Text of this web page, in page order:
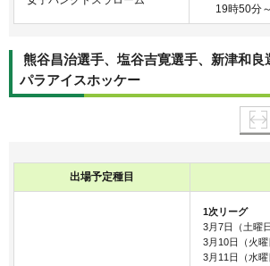
19時50分～
熊谷昌治選手、塩谷吉寛選手、新津和
パラアイスホッケー
出場予定種目
1次リーグ
3月7日（土曜
3月10日（火
3月11日（水